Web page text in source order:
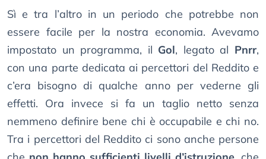
Sì e tra l’altro in un periodo che potrebbe non
essere facile per la nostra economia. Avevamo
impostato un programma, il Gol, legato al Pnrr,
con una parte dedicata ai percettori del Reddito e
c’era bisogno di qualche anno per vederne gli
effetti. Ora invece si fa un taglio netto senza
nemmeno definire bene chi è occupabile e chi no.
Tra i percettori del Reddito ci sono anche persone